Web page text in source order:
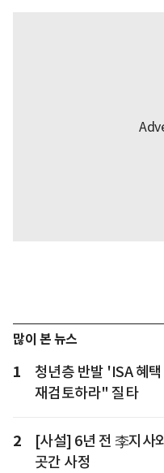
많이 본 뉴스
1
청년층 반발 'ISA 혜
재검토하라" 질타
2
[사설] 6년 전 李지사
곳간 사정